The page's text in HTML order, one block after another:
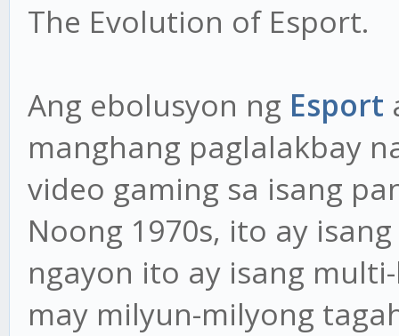
The Evolution of Esport.
Ang ebolusyon ng Esport
manghang paglalakbay
video gaming sa isang
Noong 1970s, ito ay
ngayon ito ay isang
may milyun-milyong